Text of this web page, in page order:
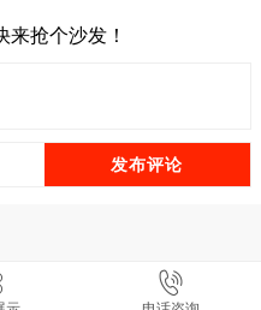
来抢个沙发！
发布评论
版权所有 v8.11.7